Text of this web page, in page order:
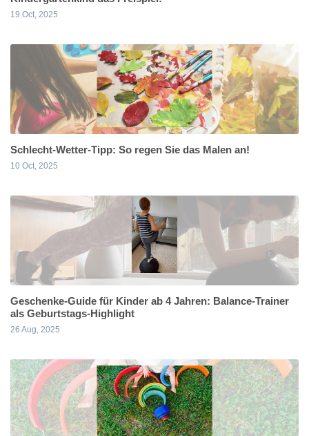
19 Oct, 2025
Schlecht-Wetter-Tipp: So regen Sie das Malen an!
10 Oct, 2025
Geschenke-Guide für Kinder ab 4 Jahren: Balance-Trainer
als Geburtstags-Highlight
26 Aug, 2025